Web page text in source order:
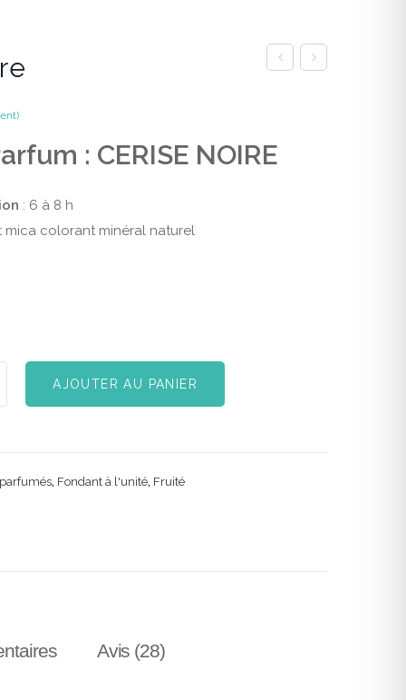
: CERISE NOIRE
: 6 à 8 h
mica colorant minéral naturel
AJOUTER AU PANIER
, Fondant à l'unité, Fruité
Avis (28)